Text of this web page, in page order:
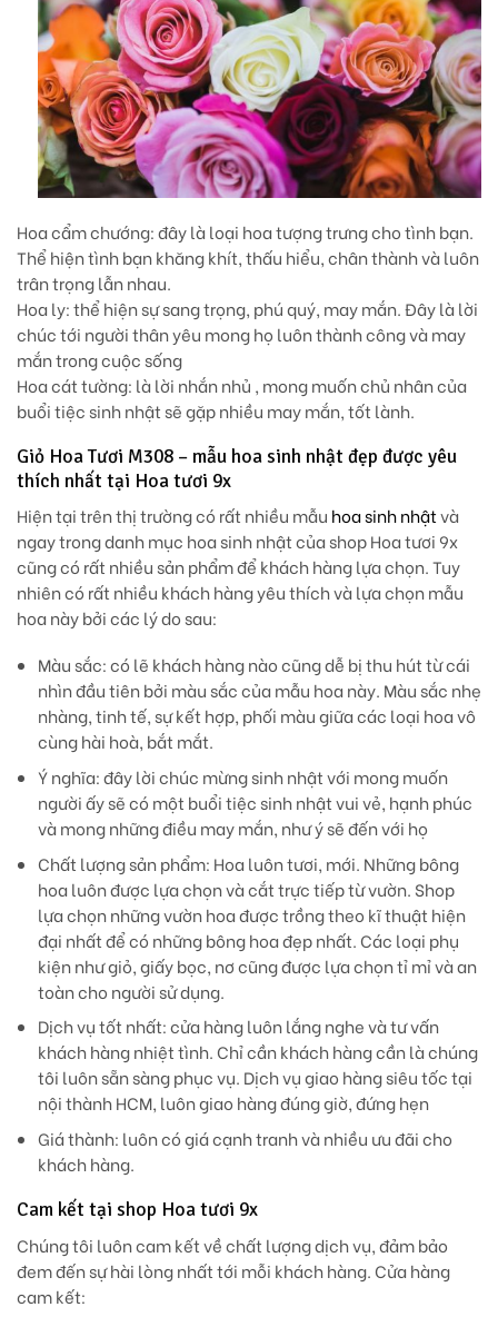
Hoa cẩm chướng: đây là loại hoa tượng trưng cho tình bạn.
Thể hiện tình bạn khăng khít, thấu hiểu, chân thành và luôn
trân trọng lẫn nhau.
Hoa ly: thể hiện sự sang trọng, phú quý, may mắn. Đây là lời
chúc tới người thân yêu mong họ luôn thành công và may
mắn trong cuộc sống
Hoa cát tường: là lời nhắn nhủ , mong muốn chủ nhân của
buổi tiệc sinh nhật sẽ gặp nhiều may mắn, tốt lành.
Giỏ Hoa Tươi M308 – mẫu hoa sinh nhật đẹp được yêu
thích nhất tại Hoa tươi 9x
Hiện tại trên thị trường có rất nhiều mẫu hoa sinh nhậtvà
ngay trong danh mục hoa sinh nhật của shop Hoa tươi 9x
cũng có rất nhiều sản phẩm để khách hàng lựa chọn. Tuy
nhiên có rất nhiều khách hàng yêu thích và lựa chọn mẫu
hoa này bởi các lý do sau:
Màu sắc:có lẽ khách hàng nào cũng dễ bị thu hút từ cái
nhìn đầu tiên bởi màu sắc của mẫu hoa này. Màu sắc nhẹ
nhàng, tinh tế, sự kết hợp, phối màu giữa các loại hoa vô
cùng hài hoà, bắt mắt.
Ý nghĩa:đây lời chúc mừng sinh nhật với mong muốn
người ấy sẽ có một buổi tiệc sinh nhật vui vẻ, hạnh phúc
và mong những điều may mắn, như ý sẽ đến với họ
Chất lượng sản phẩm: Hoa luôn tươi, mới. Những bông
hoa luôn được lựa chọn và cắt trực tiếp từ vườn. Shop
lựa chọn những vườn hoa được trồng theo kĩ thuật hiện
đại nhất để có những bông hoa đẹp nhất. Các loại phụ
kiện như giỏ, giấy bọc, nơ cũng được lựa chọn tỉ mỉ và an
toàn cho người sử dụng.
Dịch vụ tốt nhất:cửa hàng luôn lắng nghe và tư vấn
khách hàng nhiệt tình. Chỉ cần khách hàng cần là chúng
tôi luôn sẵn sàng phục vụ. Dịch vụ giao hàng siêu tốc tại
nội thành HCM, luôn giao hàng đúng giờ, đứng hẹn
Giá thành: luôn có giá cạnh tranh và nhiều ưu đãi cho
khách hàng.
Cam kết tại shop Hoa tươi 9x
Chúng tôi luôn cam kết về chất lượng dịch vụ, đảm bảo
đem đến sự hài lòng nhất tới mỗi khách hàng. Cửa hàng
cam kết: